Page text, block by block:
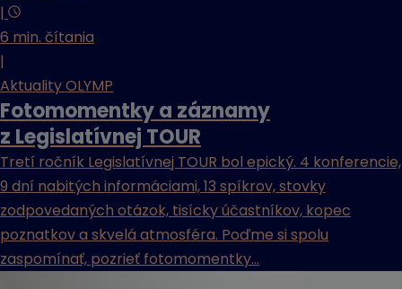
|
6 min. čítania
|
Aktuality OLYMP
Fotomomentky a záznamy
z Legislatívnej TOUR
Tretí ročník Legislatívnej TOUR bol epický. 4 konferencie,
9 dní nabitých informáciami, 13 spíkrov, stovky
zodpovedaných otázok, tisícky účastníkov, kopec
poznatkov a skvelá atmosféra. Poďme si spolu
zaspomínať, pozrieť fotomomentky...